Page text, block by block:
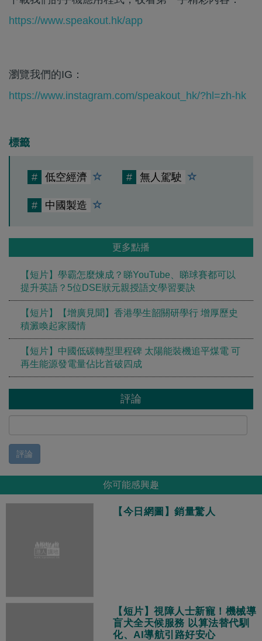
https://www.speakout.hk/app
瀏覽我們的IG：
https://www.instagram.com/speakout_hk/?hl=zh-hk
標籤
# 低空經濟 # 無人駕駛
# 中國製造
更多點播
【短片】學霸怎麼煉成？睇YouTube、睇球賽都可以
提升英語？5位DSE狀元親授語文學習要訣
【短片】【增廣見聞】香港學生韶關研學行 增厚歷史
積澱喚起家國情
【短片】中國低碳轉型里程碑 太陽能裝機追平煤電 可
再生能源發電量佔比首破四成
評論
評論
你可能感興趣
【今日網圖】銷量驚人
【短片】視障人士新寵！機械導
盲犬全天候服務 以算法替代馴
化、AI導航引路好安心